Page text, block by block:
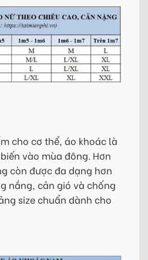
cho cơ thể, áo khoác là
vào mùa đông. Hơn
còn được đa dạng hơn
nắng, cản gió và chống
size chuẩn dành cho